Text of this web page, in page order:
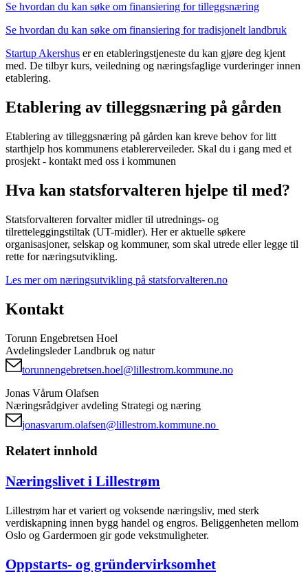
Se hvordan du kan søke om finansiering for tilleggsnæring
Se hvordan du kan søke om finansiering for tradisjonelt landbruk
Startup Akershus er en etableringstjeneste du kan gjøre deg kjent
med. De tilbyr kurs, veiledning og næringsfaglige vurderinger innen
etablering.
Etablering av tilleggsnæring på gården
Etablering av tilleggsnæring på gården kan kreve behov for litt
starthjelp hos kommunens etablererveileder. Skal du i gang med et
prosjekt - kontakt med oss i kommunen
Hva kan statsforvalteren hjelpe til med?
Statsforvalteren forvalter midler til utrednings- og
tilretteleggingstiltak (UT-midler). Her er aktuelle søkere
organisasjoner, selskap og kommuner, som skal utrede eller legge til
rette for næringsutvikling.
Les mer om næringsutvikling på statsforvalteren.no
Kontakt
Torunn Engebretsen Hoel
Avdelingsleder Landbruk og natur
torunnengebretsen.hoel@lillestrom.kommune.no
Jonas Vårum Olafsen
Næringsrådgiver avdeling Strategi og næring
jonasvarum.olafsen@lillestrom.kommune.no
Relatert innhold
Næringslivet i Lillestrøm
Lillestrøm har et variert og voksende næringsliv, med sterk
verdiskapning innen bygg handel og engros. Beliggenheten mellom
Oslo og Gardermoen gir gode vekstmuligheter.
Oppstarts- og gründervirksomhet